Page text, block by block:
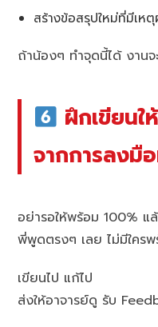
สร้างข้อสรุปใหม่ที่มีเห
ถ้าน้องๆ ทำจุดนี้ได้ งานจ
ฝึกเขียน
จากการลงมื
อย่ารอให้พร้อม 100% แ
พี่พูดตรงๆ เลย ไม่มีใคร
เขียนไป แก้ไป
ส่งให้อาจารย์ดู รับ